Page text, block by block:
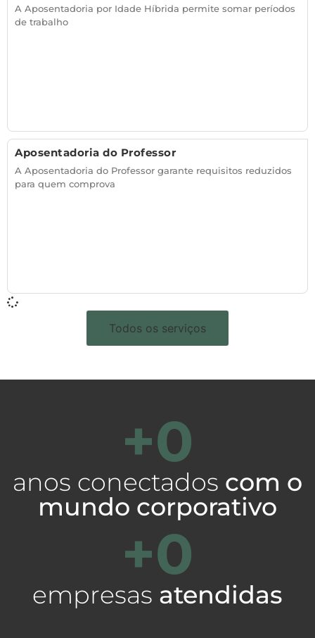
A Aposentadoria por Idade Híbrida permite somar períodos
de trabalho
Aposentadoria do Professor
A Aposentadoria do Professor garante requisitos reduzidos
para quem comprova
Todos os serviços
+0
anos conectados com o
mundo corporativo
+0
empresas atendidas